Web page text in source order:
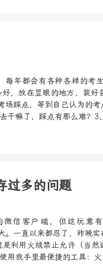
每年都会有各种各样的考
，放在显眼的地方，装好
踩点，等到自己认为的
干嘛了，踩点有那么难？
过多的问题
信客户端，但这玩意
一直以来都忍了，昨晚
利用火绒禁止允许（当
用我手里最便捷的工具：